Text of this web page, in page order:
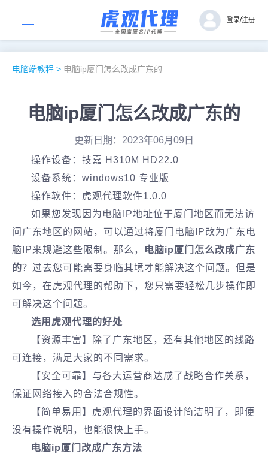
登录/注册
电脑端教程 > 电脑ip厦门怎么改成广东的
电脑ip厦门怎么改成广东的
更新日期：2023年06月09日
操作设备：技嘉 H310M HD22.0
设备系统：windows10 专业版
操作软件：虎观代理软件1.0.0
如果您发现因为电脑IP地址位于厦门地区而无法访
问广东地区的网站，可以通过将厦门电脑IP改为广东电
脑IP来规避这些限制。那么，
电脑ip厦门怎么改成广东
的？过去您可能需要身临其境才能解决这个问题。但是
如今，在虎观代理的帮助下，您只需要轻松几步操作即
可解决这个问题。
选用虎观代理的好处
【资源丰富】除了广东地区，还有其他地区的线路
可连接，满足大家的不同需求。
【安全可靠】与各大运营商达成了战略合作关系，
保证网络接入的合法合规性。
【简单易用】虎观代理的界面设计简洁明了，即便
没有操作说明，也能很快上手。
电脑ip厦门改成广东方法